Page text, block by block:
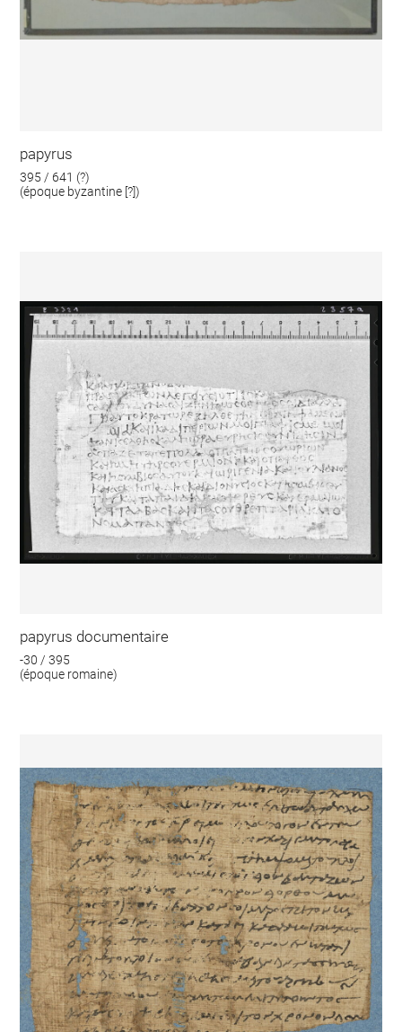
papyrus
395 / 641 (?)
(époque byzantine [?])
papyrus documentaire
-30 / 395
(époque romaine)